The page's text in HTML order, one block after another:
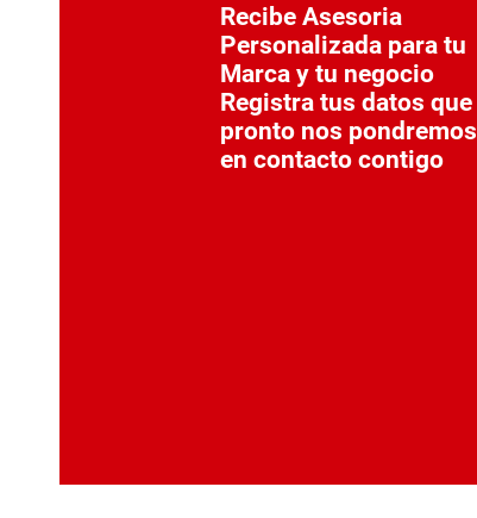
Recibe Asesoria
Personalizada para tu
Marca y tu negocio
Registra tus datos que
pronto nos pondremos
en contacto contigo